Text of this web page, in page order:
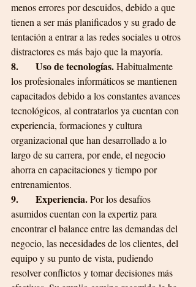
menos errores por descuidos, debido a que
tienen a ser más planificados y su grado de
tentación a entrar a las redes sociales u otros
distractores es más bajo que la mayoría.
8.       Uso de tecnologías. Habitualmente
los profesionales informáticos se mantienen
capacitados debido a los constantes avances
tecnológicos, al contratarlos ya cuentan con
experiencia, formaciones y cultura
organizacional que han desarrollado a lo
largo de su carrera, por ende, el negocio
ahorra en capacitaciones y tiempo por
entrenamientos.
9.       Experiencia. Por los desafíos
asumidos cuentan con la expertiz para
encontrar el balance entre las demandas del
negocio, las necesidades de los clientes, del
equipo y su punto de vista, pudiendo
resolver conflictos y tomar decisiones más